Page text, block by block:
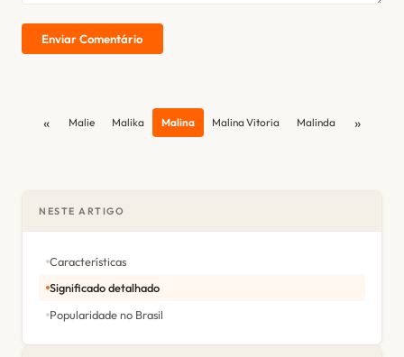
Enviar Comentário
« Malie Malika Malina Malina Vitoria Malinda »
NESTE ARTIGO
Características
Significado detalhado
Popularidade no Brasil